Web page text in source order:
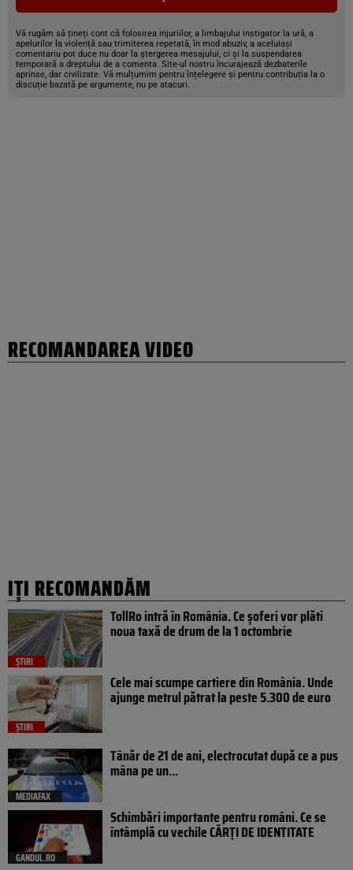
Vă rugăm să țineți cont că folosirea injuriilor, a limbajului instigator la ură, a
apelurilor la violență sau trimiterea repetată, în mod abuziv, a aceluiași
comentariu pot duce nu doar la ștergerea mesajului, ci și la suspendarea
temporară a dreptului de a comenta. Site-ul nostru încurajează dezbaterile
aprinse, dar civilizate. Vă mulțumim pentru înțelegere și pentru contribuția la o
discuție bazată pe argumente, nu pe atacuri.
RECOMANDAREA VIDEO
IȚI RECOMANDĂM
ȘTIRI
TollRo intră în România. Ce șoferi vor plăti
noua taxă de drum de la 1 octombrie
ȘTIRI
Cele mai scumpe cartiere din România. Unde
ajunge metrul pătrat la peste 5.300 de euro
MEDIAFAX
Tânăr de 21 de ani, electrocutat după ce a pus
mâna pe un...
GANDUL.RO
Schimbări importante pentru români. Ce se
întâmplă cu vechile CĂRȚI DE IDENTITATE